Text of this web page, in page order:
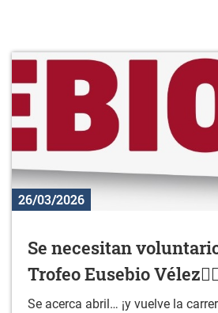
26/03/2026
Se necesitan
Trofeo Eusebio
Se acerca abril… ¡y vuelve la